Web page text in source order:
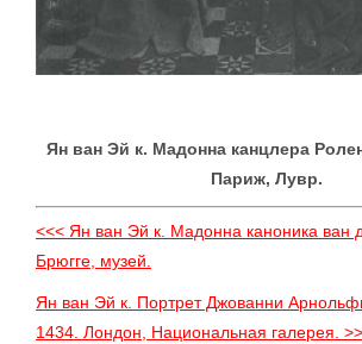
Ян ван Эй к. Мадонна канцлера
Париж, Лувр.
<<< Ян ван Эй к. Мадонна каноника ван
Брюгге, музей.
Ян ван Эй к. Портрет Джованни
1434. Лондон, Национальная галерея.